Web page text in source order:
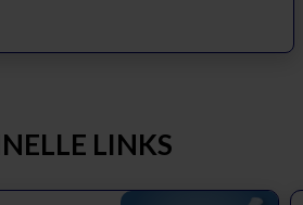
LINKS